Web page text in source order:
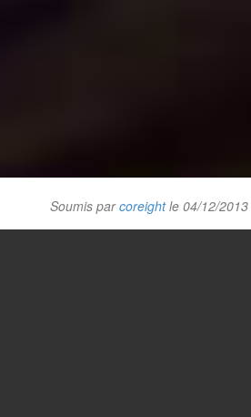
Soumis parcoreightle 04/12/2013